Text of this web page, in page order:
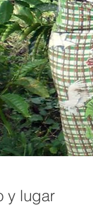
y lugar